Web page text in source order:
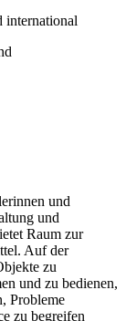
international
und
und
Raum zur
Auf der
zu
und zu bedienen,
Probleme
zu begreifen